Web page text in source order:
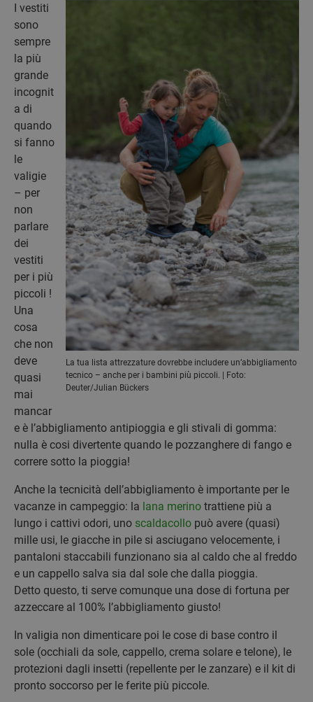
La tua lista attrezzature dovrebbe includere un’abbigliamento
tecnico – anche per i bambini più piccoli. | Foto:
Deuter/Julian Bückers
I vestiti
sono
sempre
la più
grande
incognit
a di
quando
si fanno
le
valigie
– per
non
parlare
dei
vestiti
per i più
piccoli !
Una
cosa
che non
deve
quasi
mai
mancar
e è l’abbigliamento antipioggia e gli stivali di gomma:
nulla è cosi divertente quando le pozzanghere di fango e
correre sotto la pioggia!
Anche la tecnicità dell’abbigliamento è importante per le
vacanze in campeggio: la lana merino trattiene più a
lungo i cattivi odori, uno scaldacollo può avere (quasi)
mille usi, le giacche in pile si asciugano velocemente, i
pantaloni staccabili funzionano sia al caldo che al freddo
e un cappello salva sia dal sole che dalla pioggia.
Detto questo, ti serve comunque una dose di fortuna per
azzeccare al 100% l’abbigliamento giusto!
In valigia non dimenticare poi le cose di base contro il
sole (occhiali da sole, cappello, crema solare e telone), le
protezioni dagli insetti (repellente per le zanzare) e il kit di
pronto soccorso per le ferite più piccole.